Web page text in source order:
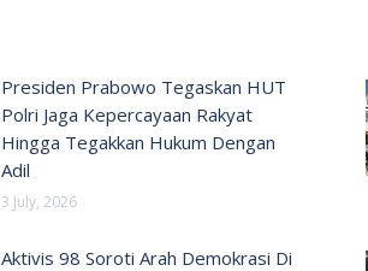
Presiden Prabowo Tegaskan HUT
Polri Jaga Kepercayaan Rakyat
Hingga Tegakkan Hukum Dengan
Adil
3 July, 2026
Aktivis 98 Soroti Arah Demokrasi Di